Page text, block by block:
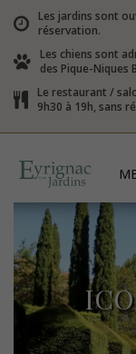
Les jardins sont
réservation.
Les chiens sont
des Pique-Niques
Le restaurant /
9h30 à 19h, sans